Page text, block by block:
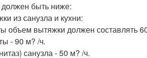
быть ниже:
из санузла и кухни:
объем вытяжки должен составлять
- 90 м? /ч.
санузла - 50 м? /ч.